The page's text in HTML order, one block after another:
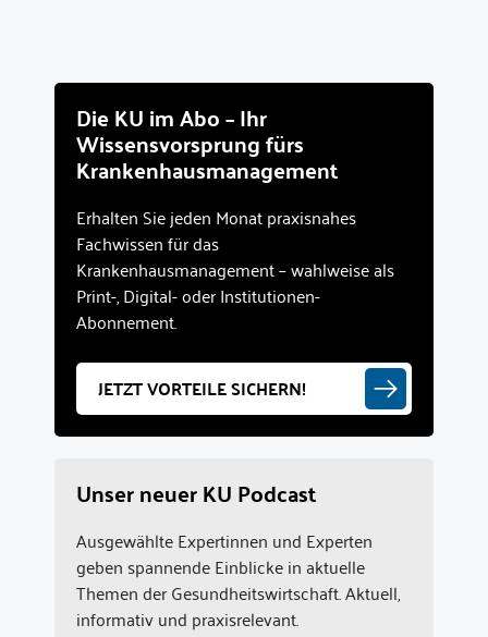
Die KU im Abo – Ihr
Wissensvorsprung fürs
Krankenhausmanagement
Erhalten Sie jeden Monat praxisnahes
Fachwissen für das
Krankenhausmanagement – wahlweise als
Print-, Digital- oder Institutionen-
Abonnement.
JETZT VORTEILE SICHERN!
Unser neuer KU Podcast
Ausgewählte Expertinnen und Experten
geben spannende Einblicke in aktuelle
Themen der Gesundheitswirtschaft. Aktuell,
informativ und praxisrelevant.